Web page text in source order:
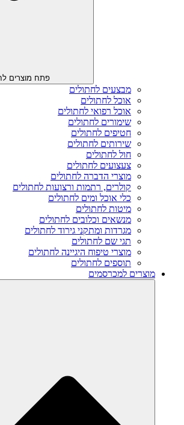
פתח מוצרים
מבצעים לחתולים
אוכל לחתולים
אוכל רפואי לחתולים
שימורים לחתולים
חטיפים לחתולים
שירותים לחתולים
חול לחתולים
צעצועים לחתולים
מוצרי הדברה לחתולים
קולרים, רתמות ורצועות לחתולים
כלי אוכל ומים לחתולים
מיטות לחתולים
מנשאים וכלובים לחתולים
מגרדות ומתקני גירוד לחתולים
תגי שם לחתולים
מוצרי טיפוח היגיינה לחתולים
תוספים לחתולים
מוצרים למכרסמים